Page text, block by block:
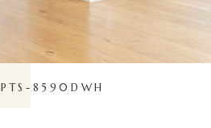
PTS-8590DWH